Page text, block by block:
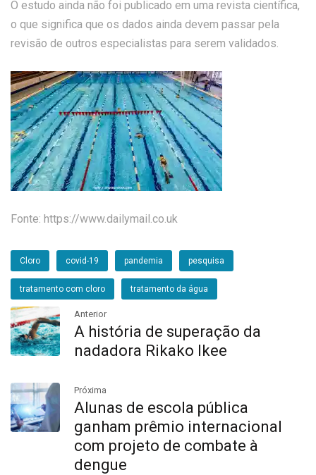
O estudo ainda não foi publicado em uma revista científica,
o que significa que os dados ainda devem passar pela
revisão de outros especialistas para serem validados.
Fonte: https://www.dailymail.co.uk
Cloro covid-19 pandemia pesquisa
tratamento com cloro tratamento da água
Anterior
A história de superação da
nadadora Rikako Ikee
Próxima
Alunas de escola pública
ganham prêmio internacional
com projeto de combate à
dengue